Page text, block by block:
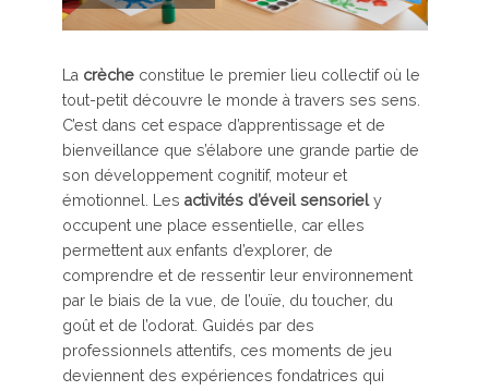
La crècheconstitue le premier lieu collectif où le
tout-petit découvre le monde à travers ses sens.
C’est dans cet espace d’apprentissage et de
bienveillance que s’élabore une grande partie de
son développement cognitif, moteur et
émotionnel. Les activités d’éveil sensoriely
occupent une place essentielle, car elles
permettent aux enfants d’explorer, de
comprendre et de ressentir leur environnement
par le biais de la vue, de l’ouïe, du toucher, du
goût et de l’odorat. Guidés par des
professionnels attentifs, ces moments de jeu
deviennent des expériences fondatrices qui